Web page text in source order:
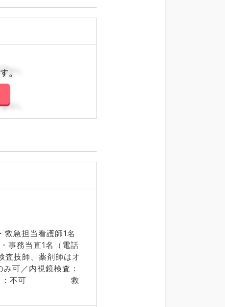
い。
い。
急担当看護師1名
事務当直1名（電話
査技師、薬剤師はオ
／内視鏡検査：
コ－：不可 救